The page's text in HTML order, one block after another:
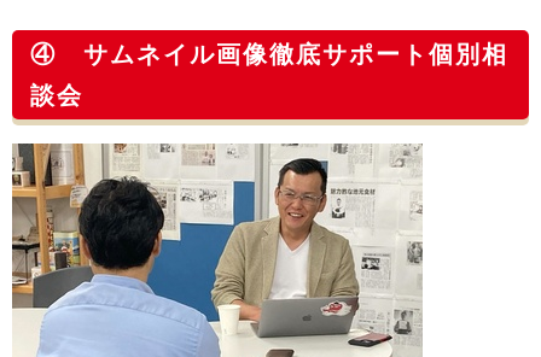
④ サムネイル画像徹底サポート個別相
談会